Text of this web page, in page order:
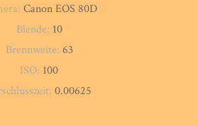
Canon EOS 80D
Blende: 10
Brennweite: 63
ISO: 100
0.00625